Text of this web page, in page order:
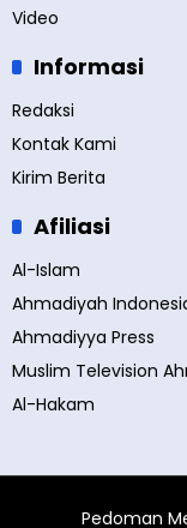
Video
Informasi
Redaksi
Kontak Kami
Kirim Berita
Afiliasi
Al-Islam
Ahmadiyah
Ahmadiyya Press
Muslim Television
Al-Hakam
Pedoman